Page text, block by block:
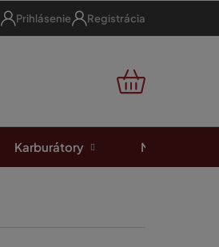
Prihlásenie Registrácia
NÁKUPNÝ
Karburátory Motorové